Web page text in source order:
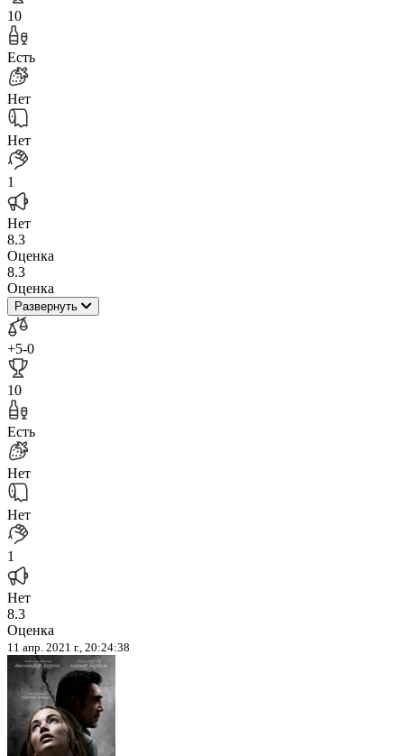
10
Есть
Нет
Нет
1
Нет
8.3
Оценка
8.3
Оценка
Развернуть
+5-0
10
Есть
Нет
Нет
1
Нет
8.3
Оценка
11 апр. 2021 г., 20:24:38